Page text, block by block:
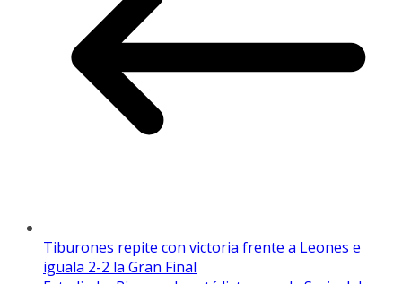
Tiburones repite con victoria frente a Leones e
iguala 2-2 la Gran Final